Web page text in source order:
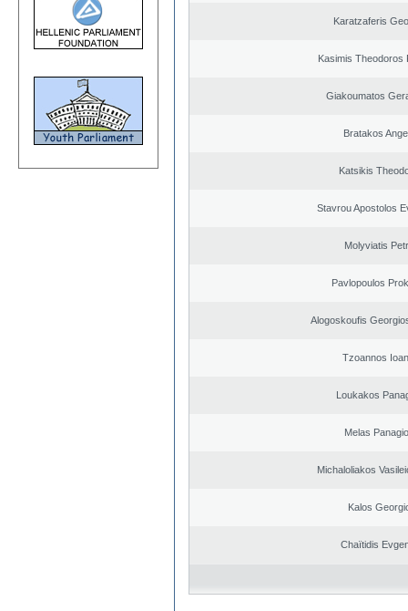
Karatzaferis
Kasimis Theodoros
Giakoumatos
Bratakos
Katsikis
Stavrou Apostolos
Molyviatis
Pavlopoulos
Alogoskoufis
Tzoannos
Loukakos
Melas
Michaloliakos
Kalos
Chaïtidis